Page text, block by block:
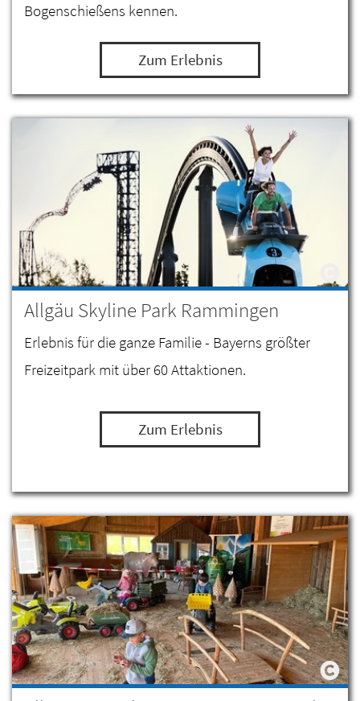
Bogenschießens kennen.
Zum Erlebnis
Allgäu Skyline Park Rammingen
Erlebnis für die ganze Familie - Bayerns größter
Freizeitpark mit über 60 Attaktionen.
Zum Erlebnis